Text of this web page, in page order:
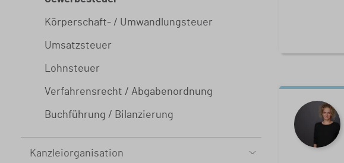
Körperschaft- / Umwandlungsteuer
Umsatzsteuer
Lohnsteuer
Verfahrensrecht / Abgabenordnung
Buchführung / Bilanzierung
Kanzleiorganisation